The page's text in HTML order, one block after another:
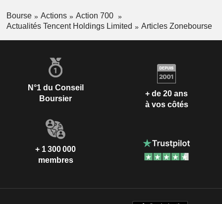
Bourse Actions
Action 700
Actualités Tencent Holdings Limited
Articles Zonebourse
N°1 du Conseil
Boursier
+ de 20 ans
à vos côtés
+ 1 300 000
membres